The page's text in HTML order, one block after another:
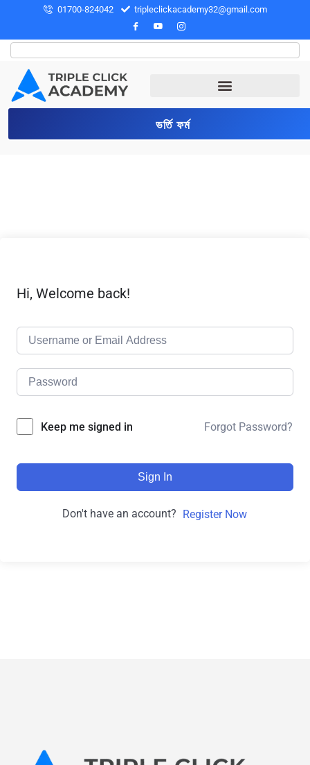
01700-824042 tripleclickacademy32@gmail.com
ভর্তি ফর্ম
Hi, Welcome back!
Keep me signed in Forgot Password?
Sign In
Don't have an account? Register Now